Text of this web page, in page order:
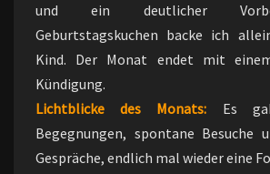
und ein deutlicher
Geburtstagskuchen backe ich
Kind. Der Monat endet mit einem
Kündigung.
Lichtblicke des Monats: Es
Begegnungen, spontane Besuche
Gespräche, endlich mal wieder eine